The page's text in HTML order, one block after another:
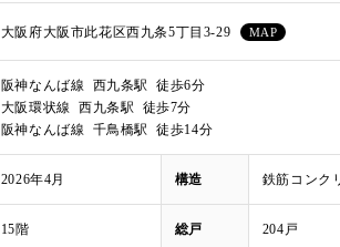
大阪府大阪市此花区西九条5丁目3-29 MAP
阪神なんば線 西九条駅 徒歩6分
大阪環状線 西九条駅 徒歩7分
阪神なんば線 千鳥橋駅 徒歩14分
2026年4月 構造 鉄筋コンク
15階 総戸 204戸